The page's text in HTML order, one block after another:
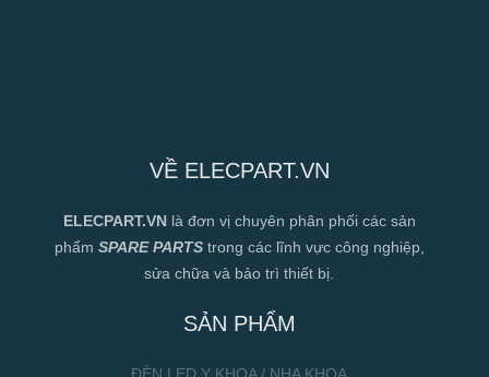
VỀ ELECPART.VN
ELECPART.VN là đơn vị chuyên phân phối các sản
phẩm SPARE PARTStrong các lĩnh vực công nghiệp,
sửa chữa và bảo trì thiết bị.
SẢN PHẨM
ĐÈN LED Y KHOA / NHA KHOA